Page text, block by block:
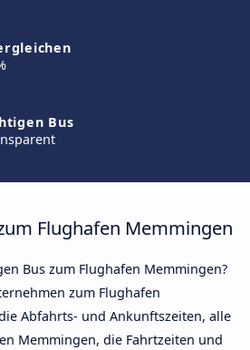
Bus
Flughafen Memmingen
Bus zum Flughafen Memmingen?
zum Flughafen
Abfahrts- und Ankunftszeiten, alle
Memmingen, die Fahrtzeiten und